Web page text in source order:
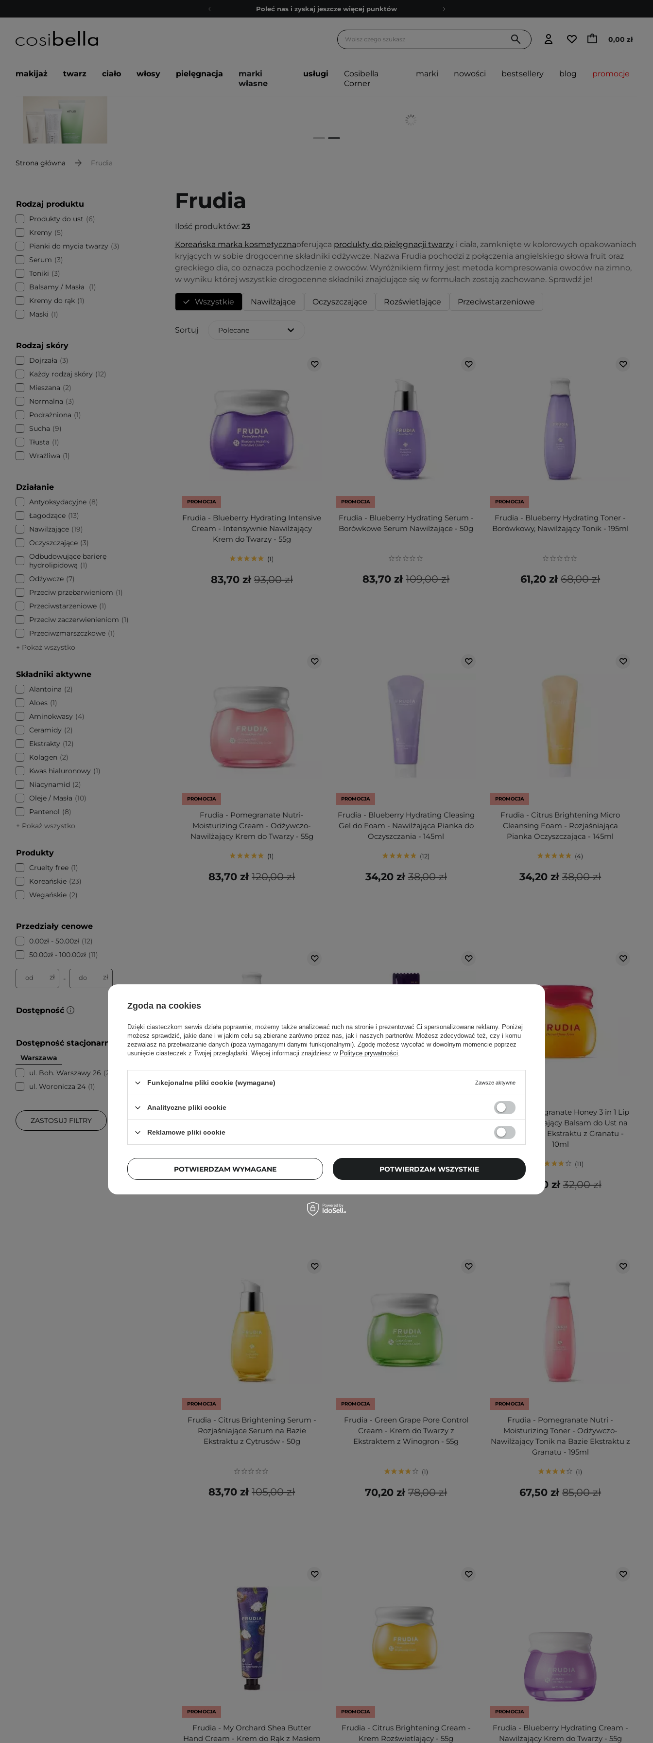
Poleć nas i zyskaj jeszcze więcej punktów
Bezpłatne konsultacje kosmetologiczne
Poleć nas i zyskaj jeszcze więcej punktów
0,00 zł
makijaż twarz ciało włosy pielęgnacja
marki
własne
usługi
Cosibella
Corner
marki nowości bestsellery blog promocje
Strona główna Frudia
Rodzaj produktu
Produkty do ust
6
Kremy
5
Pianki do mycia twarzy
3
Serum
3
Toniki
3
Balsamy / Masła
1
Kremy do rąk 1
Maski
1
Rodzaj skóry
Dojrzała
3
Każdy rodzaj skóry
12
Mieszana
2
Normalna
3
Podrażniona
1
Sucha
9
Tłusta
1
Wrażliwa
1
Działanie
Antyoksydacyjne 8
Łagodzące 13
Nawilżające 19
Oczyszczające 3
Odbudowujące barierę
hydrolipidową
1
Odżywcze 7
Przeciw przebarwieniom
1
Przeciwstarzeniowe 1
Przeciw zaczerwienieniom
1
Przeciwzmarszczkowe 1
+ Pokaż wszystko
Składniki aktywne
Alantoina
2
Aloes 1
Aminokwasy
4
Ceramidy
2
Ekstrakty
12
Kolagen
2
Kwas hialuronowy
1
Niacynamid
2
Oleje / Masła
10
Pantenol
8
+ Pokaż wszystko
Produkty
Cruelty free 1
Koreańskie 23
Wegańskie 2
Przedziały cenowe
0.00zł - 50.00zł 12
50.00zł - 100.00zł 11
od zł - do zł
Dostępność
Dostępność stacjonarnie
Warszawa
ul. Boh. Warszawy 26
2
ul. Woronicza 24 1
ZASTOSUJ FILTRY
Frudia
Ilość produktów: 23
Koreańska marka kosmetycznaoferująca produkty do pielęgnacji twarzyi ciała, zamknięte w kolorowych opakowaniach
kryjących w sobie drogocenne składniki odżywcze. Nazwa Frudia pochodzi z połączenia angielskiego słowa fruit oraz
greckiego dia, co oznacza pochodzenie z owoców. Wyróżnikiem firmy jest metoda kompresowania owoców na zimno,
w wyniku której wszystkie drogocenne składniki znajdujące się w formułach zostają zachowane. Sprawdź je!
Wszystkie Nawilżające Oczyszczające Rozświetlające Przeciwstarzeniowe
Sortuj Polecane
PROMOCJA
Frudia - Blueberry Hydrating Intensive
Cream - Intensywnie Nawilżający
Krem do Twarzy - 55g
1
93,00 zł
83,70 zł
PROMOCJA
Frudia - Blueberry Hydrating Serum -
Borówkowe Serum Nawilżające - 50g
109,00 zł
83,70 zł
PROMOCJA
Frudia - Blueberry Hydrating Toner -
Borówkowy, Nawilżający Tonik - 195ml
68,00 zł
61,20 zł
PROMOCJA
Frudia - Pomegranate Nutri-
Moisturizing Cream - Odżywczo-
Nawilżający Krem do Twarzy - 55g
1
120,00 zł
83,70 zł
PROMOCJA
Frudia - Blueberry Hydrating Cleasing
Gel do Foam - Nawilżająca Pianka do
Oczyszczania - 145ml
12
38,00 zł
34,20 zł
PROMOCJA
Frudia - Citrus Brightening Micro
Cleansing Foam - Rozjaśniająca
Pianka Oczyszczająca - 145ml
4
38,00 zł
34,20 zł
PROMOCJA
Frudia - Citrus Brightening Toner -
Rozjaśniający Tonik do Twarzy - 195ml
PROMOCJA
Mask - Nawilżająca Maseczka
PROMOCJA
Frudia - Pomegranate Honey 3 in 1 Lip
Balm - Nawilżający Balsam do Ust na
Bazie Miodu i Ekstraktu z Granatu -
10ml
11
32,00 zł
28,80 zł
PROMOCJA
Frudia - Citrus Brightening Serum -
Rozjaśniające Serum na Bazie
Ekstraktu z Cytrusów - 50g
105,00 zł
83,70 zł
PROMOCJA
Frudia - Green Grape Pore Control
Cream - Krem do Twarzy z
Ekstraktem z Winogron - 55g
1
78,00 zł
70,20 zł
PROMOCJA
Frudia - Pomegranate Nutri -
Moisturizing Toner - Odżywczo-
Nawilżający Tonik na Bazie Ekstraktu z
Granatu - 195ml
1
85,00 zł
67,50 zł
PROMOCJA
Frudia - My Orchard Shea Butter
Hand Cream - Krem do Rąk z Masłem
PROMOCJA
Frudia - Citrus Brightening Cream -
Krem Rozświetlający - 55g
PROMOCJA
Frudia - Blueberry Hydrating Cream -
Nawilżający Krem do Twarzy - 55g
Zgoda na cookies
Dzięki ciasteczkom serwis działa poprawnie; możemy także analizować ruch na stronie i prezentować Ci spersonalizowane reklamy. Poniżej
możesz sprawdzić, jakie dane i w jakim celu są zbierane zarówno przez nas, jak i naszych partnerów. Możesz zdecydować też, czy i komu
zezwalasz na przetwarzanie danych (poza wymaganymi danymi funkcjonalnymi). Zgodę możesz wycofać w dowolnym momencie poprzez
usunięcie ciasteczek z Twojej przeglądarki. Więcej informacji znajdziesz w Polityce prywatności.
Funkcjonalne pliki cookie (wymagane) Zawsze aktywne
Analityczne pliki cookie
Reklamowe pliki cookie
POTWIERDZAM WYMAGANE POTWIERDZAM WSZYSTKIE